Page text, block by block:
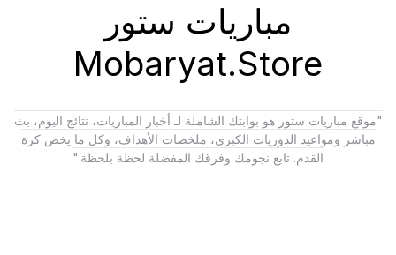
مباريات ستور
Mobaryat.Store
"موقع مباريات ستور هو بوابتك الشاملة لـ أخبار المباريات، نتائج اليوم، بث
مباشر ومواعيد الدوريات الكبرى، ملخصات الأهداف، وكل ما يخص كرة
القدم. تابع نجومك وفرقك المفضلة لحظة بلحظة."